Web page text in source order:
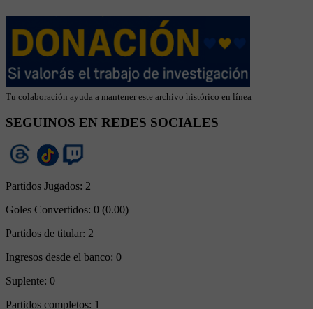
Tu colaboración ayuda a mantener este archivo histórico en línea
SEGUINOS EN REDES SOCIALES
Partidos Jugados: 2
Goles Convertidos: 0 (0.00)
Partidos de titular: 2
Ingresos desde el banco: 0
Suplente: 0
Partidos completos: 1